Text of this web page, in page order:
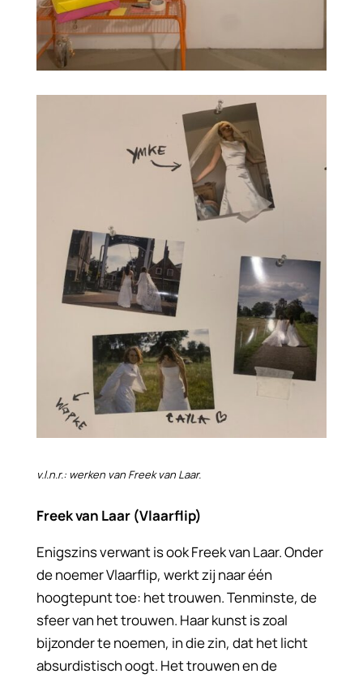
v.l.n.r.: werken van Freek van Laar.
Freek van Laar (Vlaarflip)
Enigszins verwant is ook Freek van Laar. Onder
de noemer Vlaarflip, werkt zij naar één
hoogtepunt toe: het trouwen. Tenminste, de
sfeer van het trouwen. Haar kunst is zoal
bijzonder te noemen, in die zin, dat het licht
absurdistisch oogt. Het trouwen en de